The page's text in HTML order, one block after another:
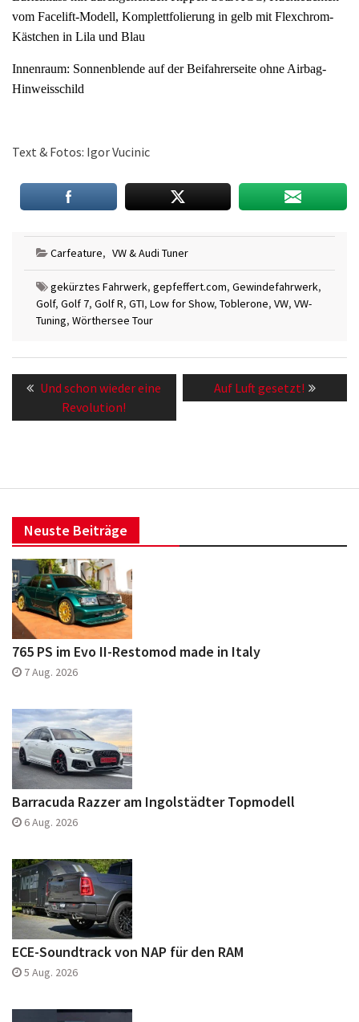
vom Facelift-Modell, Komplettfolierung in gelb mit Flexchrom-
Kästchen in Lila und Blau
Innenraum: Sonnenblende auf der Beifahrerseite ohne Airbag-
Hinweisschild
Text & Fotos: Igor Vucinic
Carfeature, VW & Audi Tuner
gekürztes Fahrwerk, gepfeffert.com, Gewindefahrwerk,
Golf, Golf 7, Golf R, GTI, Low for Show, Toblerone, VW, VW-
Tuning, Wörthersee Tour
Beitragsnavigation
Previous
post:
Und schon wieder eine
Revolution!
Next
post:
Auf Luft gesetzt!
Neuste Beiträge
765 PS im Evo II-Restomod made in Italy
7 Aug. 2026
Barracuda Razzer am Ingolstädter Topmodell
6 Aug. 2026
ECE-Soundtrack von NAP für den RAM
5 Aug. 2026